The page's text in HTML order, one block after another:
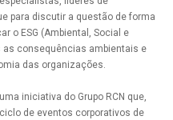
para discutir a questão de forma
o ESG (Ambiental, Social e
as consequências ambientais e
das organizações.
iniciativa do Grupo RCN que,
de eventos corporativos de